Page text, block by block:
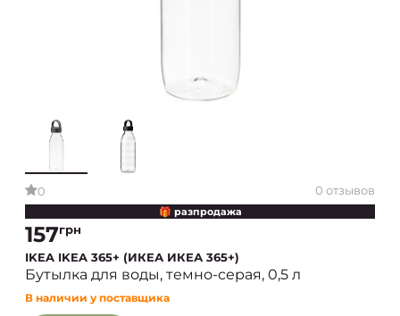
0 0 отзывов
🎁 разпродажа
157грн
IKEA IKEA 365+ (ИКЕА ИКЕА 365+)
Бутылка для воды, темно-серая, 0,5 л
В наличии у поставщика